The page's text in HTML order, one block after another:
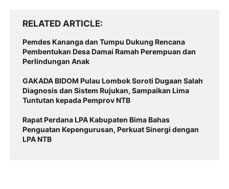
RELATED ARTICLE
Pemdes Kananga dan Tumpu Dukung Rencana
Pembentukan Desa Damai Ramah Perempuan dan
Perlindungan Anak
GAKADA BIDOM Pulau Lombok Soroti Dugaan Salah
Diagnosis dan Sistem Rujukan, Sampaikan Lima
Tuntutan kepada Pemprov NTB
Rapat Perdana LPA Kabupaten Bima Bahas
Penguatan Kepengurusan, Perkuat Sinergi dengan
LPA NTB